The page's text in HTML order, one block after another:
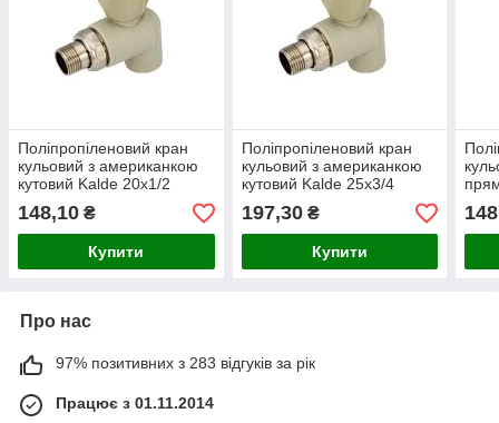
Поліпропіленовий кран
кульовий з американкою
кутовий Kalde 20х1/2
148,10 ₴
Купити
Поліпропіленовий кран
кульовий з американкою
кутовий Kalde 25х3/4
197,30₴
Купити
Про нас
97% позитивних з 283 відгуків за рік
Працює з 01.11.2014